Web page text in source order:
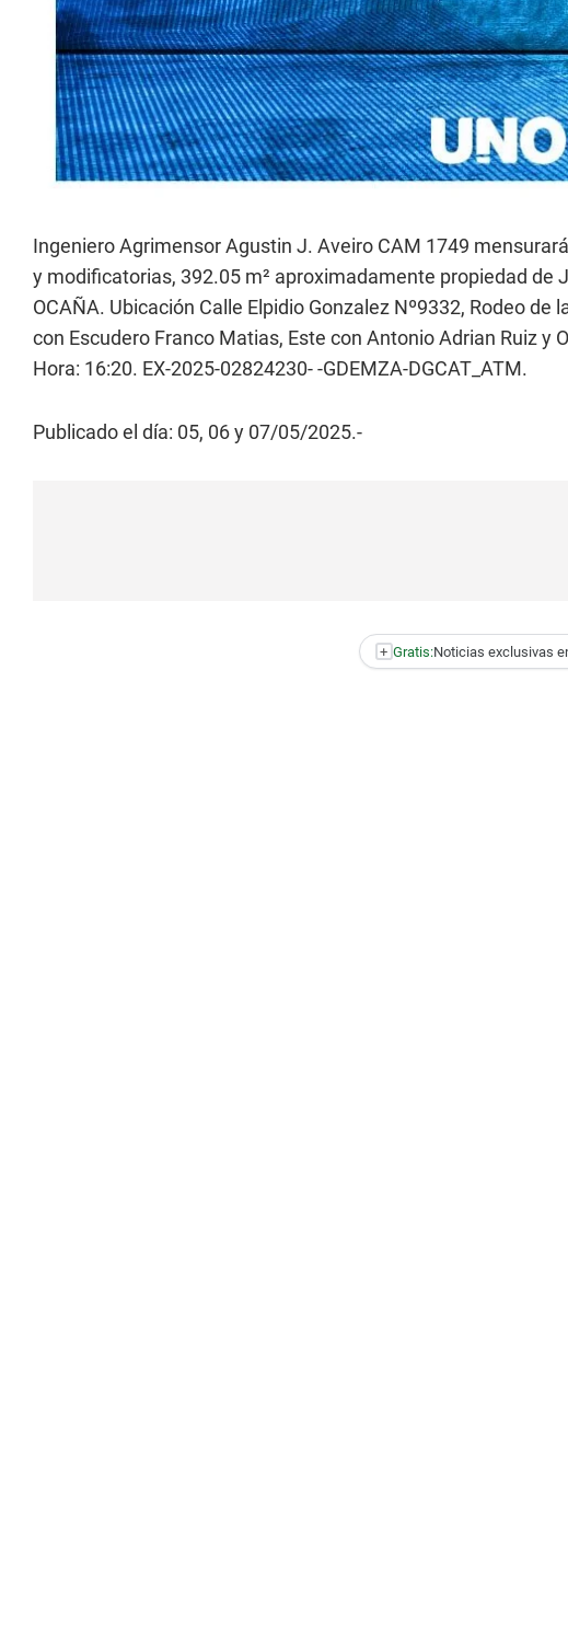
Ingeniero Agrimensor Agustin J. Aveiro CAM 1749
y modificatorias, 392.05 m² aproximadamente propiedad de
OCAÑA. Ubicación Calle Elpidio Gonzalez Nº9332, Rodeo
con Escudero Franco Matias, Este con Antonio Adrian Ruiz y
Hora: 16:20. EX-2025-02824230- -GDEMZA-DGCAT_ATM.
Publicado el día: 05, 06 y 07/05/2025.-
+ Gratis:Noticias exclusivas